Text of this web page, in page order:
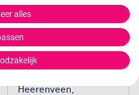
Groningen
Regio Noord-
Nederland:
Heerenveen,
alles